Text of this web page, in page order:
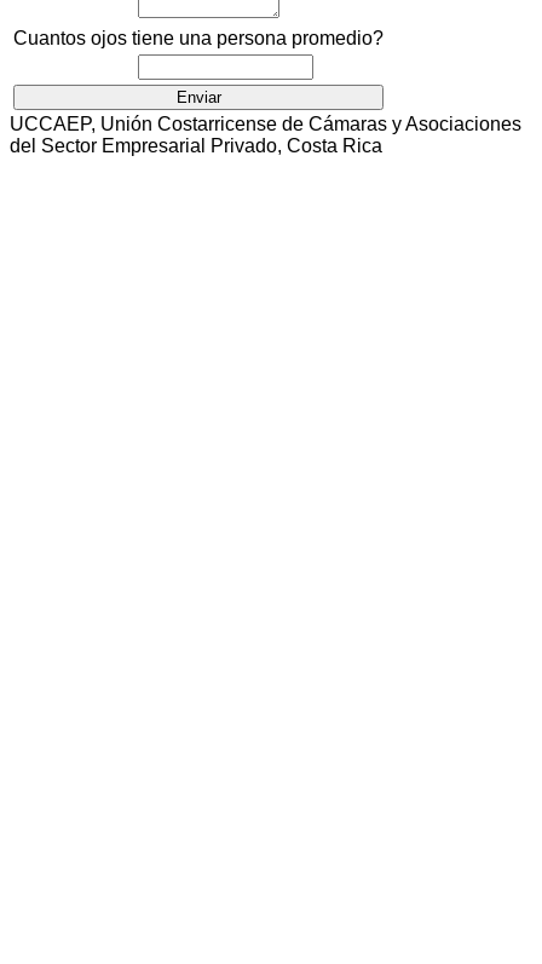
Cuantos ojos tiene una persona promedio?
UCCAEP, Unión Costarricense de Cámaras y Asociaciones
del Sector Empresarial Privado, Costa Rica